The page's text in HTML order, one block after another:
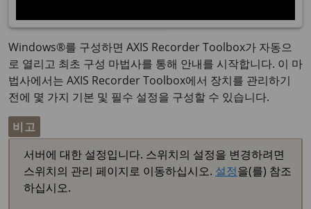
Windows®를 구성하면 AXIS Recorder Toolbox가 자동으
로 열리고 최초 구성 마법사를 통해 안내를 시작합니다. 이 마
법사에서는 AXIS Recorder Toolbox에서 장치를 관리하기
전에 몇 가지 기본 및 필수 설정을 구성할 수 있습니다.
비고
서버에 대한 설정입니다. 스위치의 설정을 변경하려면
스위치의 관리 페이지로 이동하십시오. 설정을(를) 참조
하십시오.